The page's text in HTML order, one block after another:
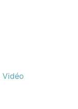
Vidéo